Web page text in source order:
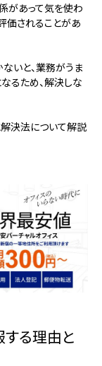
があって気を使わ
価されることがあ
いと、業務がうま
るため、解決しな
決法について解説
する理由と